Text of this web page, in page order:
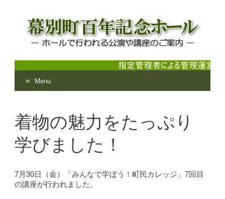
幕別町百年記念ホール
ホールで行われる公演や講座のご案内
Menu
content
着物の魅力をたっぷり
学びました！
7月30日（金）「みんなで学ぼう！町民カレッジ」7回目
の講座が行われました。